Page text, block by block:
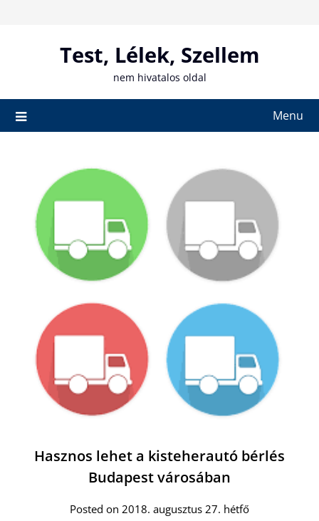
Test, Lélek, Szellem
nem hivatalos oldal
Menu
Hasznos lehet a kisteherautó bérlés
Budapest városában
Posted on 2018. augusztus 27. hétfő